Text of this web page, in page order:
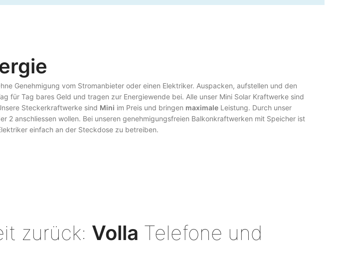
Genehmigung vom Stromanbieter oder einen Elektriker. Auspacken, aufstellen und den
für Tag bares Geld und tragen zur Energiewende bei. Alle unser Mini Solar Kraftwerke sind
Steckerkraftwerke sind Mini im Preis und bringen maximale Leistung. Durch unser
2 anschliessen wollen. Bei unseren genehmigungsfreien Balkonkraftwerken mit Speicher ist
einfach an der Steckdose zu betreiben.
zurück: Volla Telefone und